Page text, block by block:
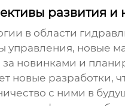
развития и
в области
управления, новые
за новинками и
новые разработки,
с ними в